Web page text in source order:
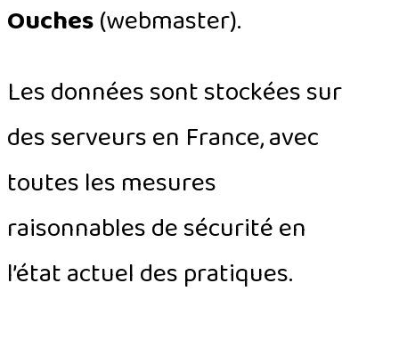
Ouches(webmaster).
Les données sont stockées sur
des serveurs en France, avec
toutes les mesures
raisonnables de sécurité en
l’état actuel des pratiques.